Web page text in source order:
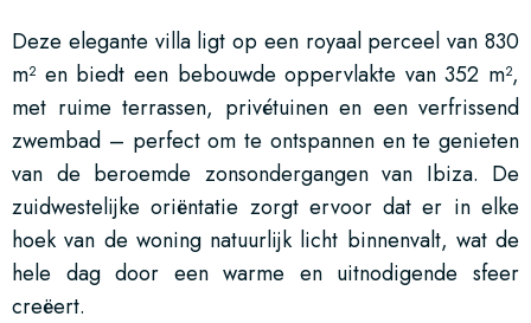
Deze elegante villa ligt op een royaal perceel van 830
m² en biedt een bebouwde oppervlakte van 352 m²,
met ruime terrassen, privétuinen en een verfrissend
zwembad – perfect om te ontspannen en te genieten
van de beroemde zonsondergangen van Ibiza. De
zuidwestelijke oriëntatie zorgt ervoor dat er in elke
hoek van de woning natuurlijk licht binnenvalt, wat de
hele dag door een warme en uitnodigende sfeer
creëert.